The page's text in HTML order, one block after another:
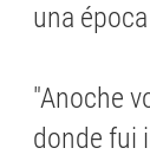
una
"Anoche
donde fui